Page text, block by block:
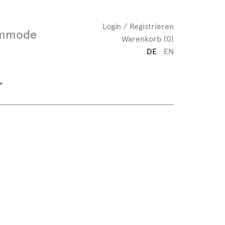
Login / Registrieren
Warenkorb (0)
DE
EN